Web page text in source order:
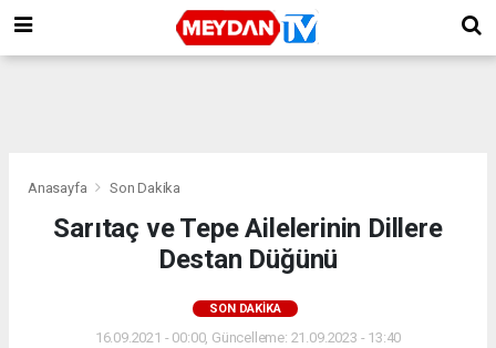
Anasayfa Son Dakika
Sarıtaç ve Tepe Ailelerinin Dillere
Destan Düğünü
SON DAKIKA
16.09.2021 - 00:00, Güncelleme: 21.09.2023 - 13:40